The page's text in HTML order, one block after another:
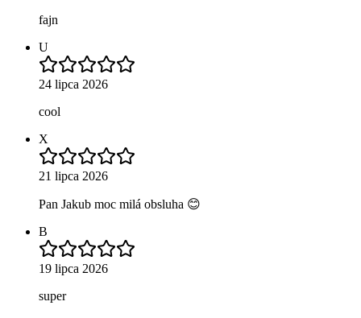
fajn
U
24 lipca 2026
cool
X
21 lipca 2026
Pan Jakub moc milá obsluha 😊
B
19 lipca 2026
super